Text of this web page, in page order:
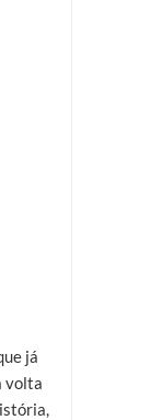
já
volta